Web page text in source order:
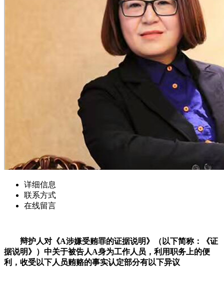
详细信息
联系方式
在线留言
辩护人对《A涉嫌受贿罪的证据说明》（以下简称：《证
据说明》）中关于被告人A身为工作人员，利用职务上的便
利，收受以下人员贿赂的事实认定部分有以下异议